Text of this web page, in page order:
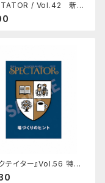
/ Vol.42 新し
テイター』Vol.56 特集：
のヒント